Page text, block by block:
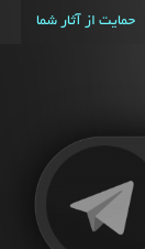
حمایت از آثار شما